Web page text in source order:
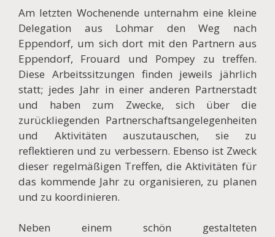
Am letzten Wochenende unternahm eine kleine
Delegation aus Lohmar den Weg nach
Eppendorf, um sich dort mit den Partnern aus
Eppendorf, Frouard und Pompey zu treffen.
Diese Arbeitssitzungen finden jeweils jährlich
statt; jedes Jahr in einer anderen Partnerstadt
und haben zum Zwecke, sich über die
zurückliegenden Partnerschaftsangelegenheiten
und Aktivitäten auszutauschen, sie zu
reflektieren und zu verbessern. Ebenso ist Zweck
dieser regelmäßigen Treffen, die Aktivitäten für
das kommende Jahr zu organisieren, zu planen
und zu koordinieren.
Neben einem schön gestalteten